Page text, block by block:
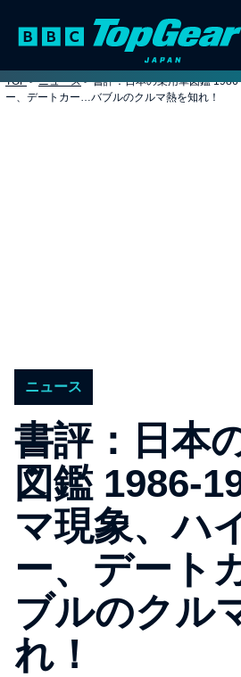
TOP > ニュース > 書評：日本の乗用車図鑑
ー、デートカー…バブルのクルマ熱を知れ！
ニュース
書評：日本
図鑑
マ現象、ハ
ー、デート
ブルのクル
れ！